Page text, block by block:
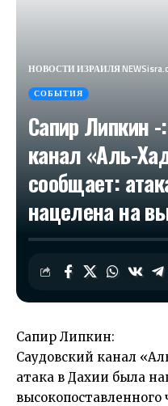
НОВОСТИ ИЗРАИЛЯ
СОБЫТИЯ
Сапир Липкин
канал «Aль-
сообщает:
нацелена на
Сапир Липкин:
Саудовский канал
атака в Дахии была